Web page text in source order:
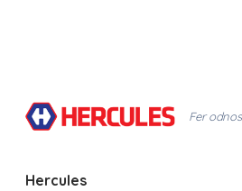
Fer
Hercules